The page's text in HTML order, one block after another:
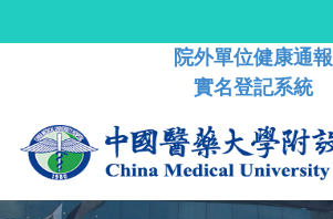
院外單位健康通報
實名登記系統